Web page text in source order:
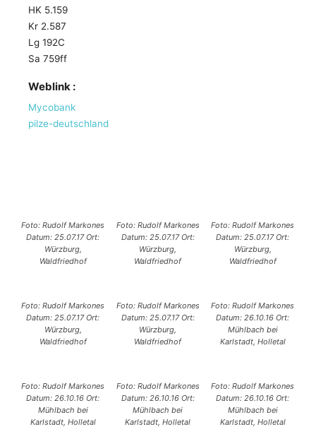
HK 5.159
Kr 2.587
Lg 192C
Sa 759ff
Weblink :
Mycobank
pilze-deutschland
Foto: Rudolf Markones
Datum: 25.07.17 Ort:
Würzburg,
Waldfriedhof
Foto: Rudolf Markones
Datum: 25.07.17 Ort:
Würzburg,
Waldfriedhof
Foto: Rudolf Markones
Datum: 25.07.17 Ort:
Würzburg,
Waldfriedhof
Foto: Rudolf Markones
Datum: 25.07.17 Ort:
Würzburg,
Waldfriedhof
Foto: Rudolf Markones
Datum: 25.07.17 Ort:
Würzburg,
Waldfriedhof
Foto: Rudolf Markones
Datum: 26.10.16 Ort:
Mühlbach bei
Karlstadt, Holletal
Foto: Rudolf Markones
Datum: 26.10.16 Ort:
Mühlbach bei
Karlstadt, Holletal
Foto: Rudolf Markones
Datum: 26.10.16 Ort:
Mühlbach bei
Karlstadt, Holletal
Foto: Rudolf Markones
Datum: 26.10.16 Ort:
Mühlbach bei
Karlstadt, Holletal